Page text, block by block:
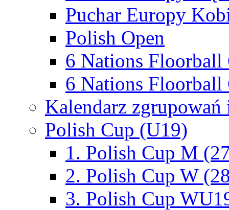
Puchar Europy
Polish Open
6 Nations Floorball
6 Nations Floorball
Kalendarz
Polish Cup (U19)
1. Polish Cup M
2. Polish Cup W
3. Polish Cup